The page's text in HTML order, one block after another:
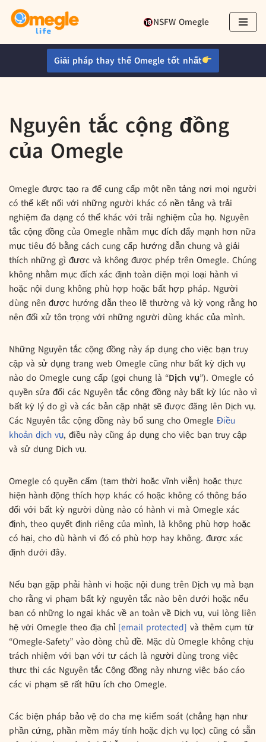
Chuyển
tới
dung
NSFW Omegle
Giải pháp thay thế Omegle tốt nhất
Nguyên tắc cộng đồng
của Omegle
Omegle được tạo ra để cung cấp một nền tảng nơi mọi người
có thể kết nối với những người khác có nền tảng và trải
nghiệm đa dạng có thể khác với trải nghiệm của họ. Nguyên
tắc cộng đồng của Omegle nhằm mục đích đẩy mạnh hơn nữa
mục tiêu đó bằng cách cung cấp hướng dẫn chung và giải
thích những gì được và không được phép trên Omegle. Chúng
không nhằm mục đích xác định toàn diện mọi loại hành vi
hoặc nội dung không phù hợp hoặc bất hợp pháp. Người
dùng nên được hướng dẫn theo lẽ thường và kỳ vọng rằng họ
nên đối xử tôn trọng với những người dùng khác của mình.
Những Nguyên tắc cộng đồng này áp dụng cho việc bạn truy
cập và sử dụng trang web Omegle cũng như bất kỳ dịch vụ
nào do Omegle cung cấp (gọi chung là “Dịch vụ”). Omegle có
quyền sửa đổi các Nguyên tắc cộng đồng này bất kỳ lúc nào vì
bất kỳ lý do gì và các bản cập nhật sẽ được đăng lên Dịch vụ.
Các Nguyên tắc cộng đồng này bổ sung cho Omegle Điều
khoản dịch vụ, điều này cũng áp dụng cho việc bạn truy cập
và sử dụng Dịch vụ.
Omegle có quyền cấm (tạm thời hoặc vĩnh viễn) hoặc thực
hiện hành động thích hợp khác có hoặc không có thông báo
đối với bất kỳ người dùng nào có hành vi mà Omegle xác
định, theo quyết định riêng của mình, là không phù hợp hoặc
có hại, cho dù hành vi đó có phù hợp hay không. được xác
định dưới đây.
Nếu bạn gặp phải hành vi hoặc nội dung trên Dịch vụ mà bạn
cho rằng vi phạm bất kỳ nguyên tắc nào bên dưới hoặc nếu
bạn có những lo ngại khác về an toàn về Dịch vụ, vui lòng liên
hệ với Omegle theo địa chỉ [email protected] và thêm cụm từ
“Omegle-Safety” vào dòng chủ đề. Mặc dù Omegle không chịu
trách nhiệm với bạn với tư cách là người dùng trong việc
thực thi các Nguyên tắc Cộng đồng này nhưng việc báo cáo
các vi phạm sẽ rất hữu ích cho Omegle.
Các biện pháp bảo vệ do cha mẹ kiểm soát (chẳng hạn như
phần cứng, phần mềm máy tính hoặc dịch vụ lọc) cũng có sẵn